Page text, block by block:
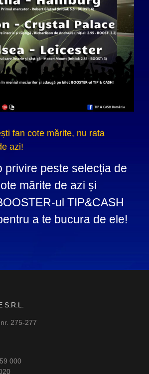
fan cote mărite, nu rata
azi!
privire peste selecția de
mărite de azi și
ul TIP&CASH
a te bucura de ele!
S.R.L.
275-277
000